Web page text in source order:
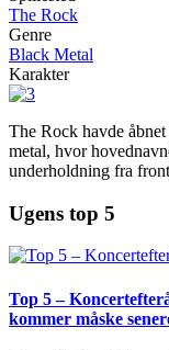
The Rock
Genre
Black Metal
Karakter
The Rock havde
metal, hvor
underholdning fra
Ugens top 5
Top 5 –
kommer måske